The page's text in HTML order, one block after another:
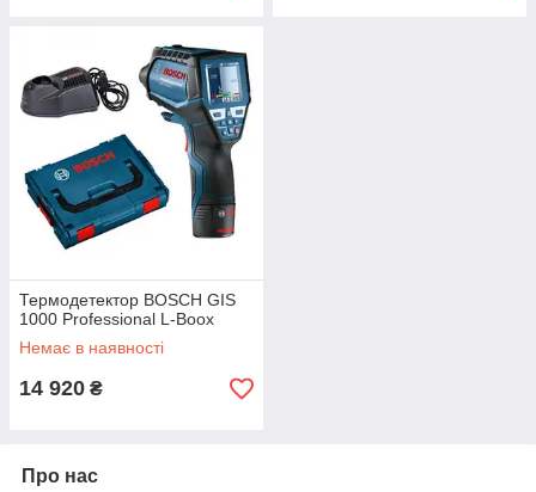
Термодетектор BOSCH GIS
1000 Professional L-Boox
Немає в наявності
14 920 ₴
Про нас